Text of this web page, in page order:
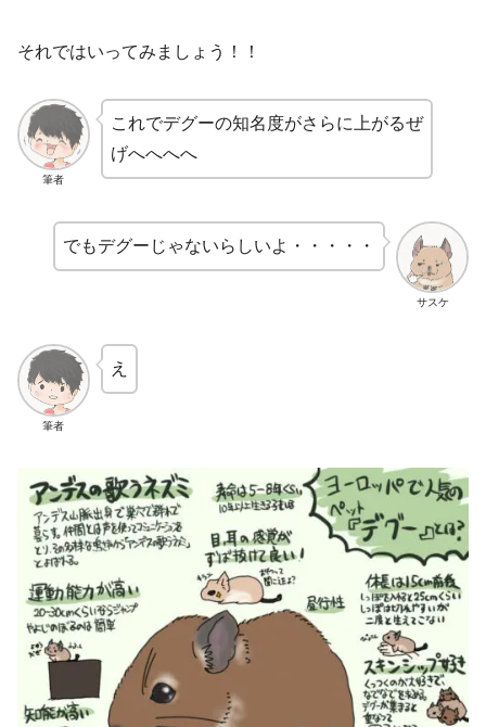
それではいってみましょう！！
筆者
これでデグーの知名度がさらに上がるぜ
げへへへへ
サスケ
でもデグーじゃないらしいよ・・・・・
筆者
え